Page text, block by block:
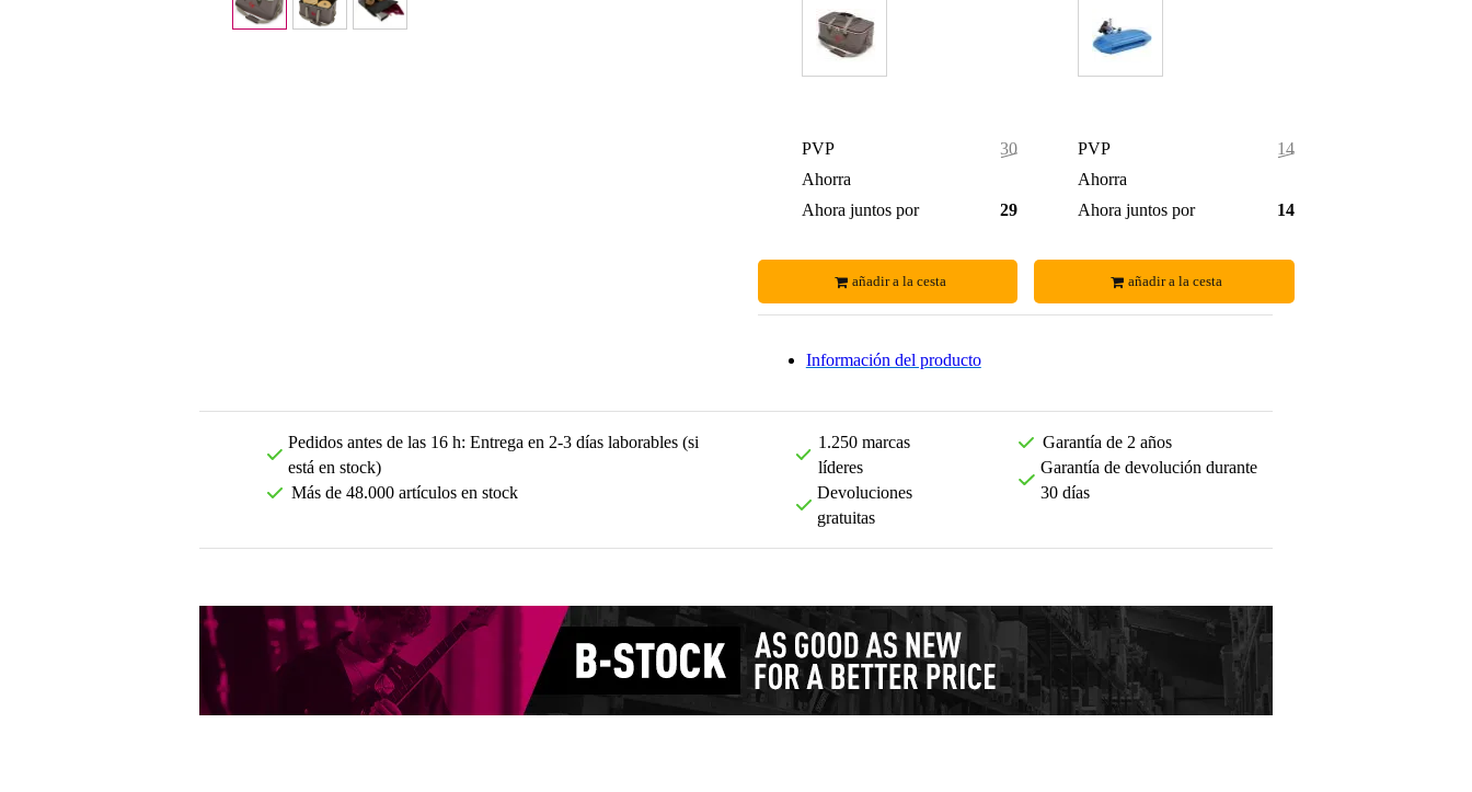
PVP
302,00 €
Ahorra
Ahora juntos por
295,00 €
añadir a la cesta
PVP
146,00 €
Ahorra
Ahora juntos por
143,00 €
añadir a la cesta
Información del producto
Pedidos antes de las 16 h: Entrega en 2-3 días laborables (si
está en stock)
Más de 48.000 artículos en stock
1.250 marcas
líderes
Devoluciones
gratuitas
Garantía de 2 años
Garantía de devolución durante
30 días